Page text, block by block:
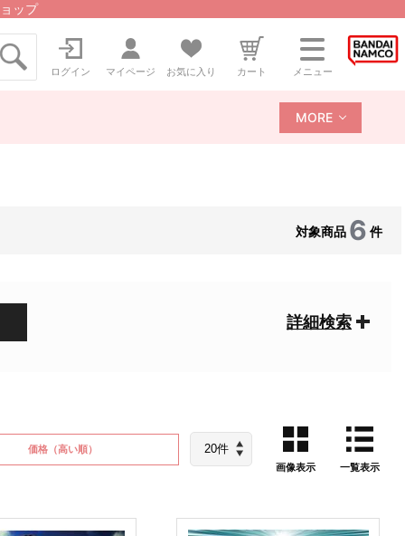
ップ
ログイン マイページ お気に入り カート メニュー
MORE
対象商品 6 件
詳細検索
価格（高い順）
画像表示
一覧表示